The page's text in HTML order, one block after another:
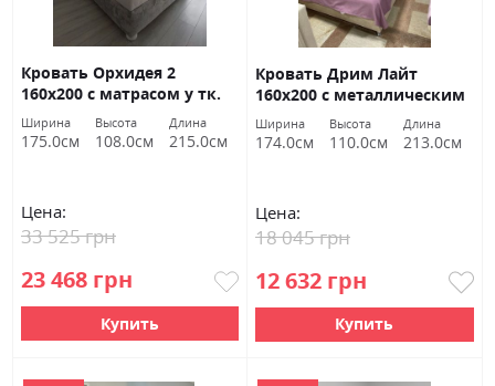
Кровать Орхидея 2
160х200 с матрасом у тк.
Айс Крем 01 ВНД Луцк
Акция
Ширина
175.0см
Высота
108.0см
Длина
215.0см
Цена:
23 468 грн
33 525 грн
Купить
Кровать Дрим Лайт
160х200 с металлическим
каркасом у Комо 14 ВНД
Луцк Акция
Ширина
174.0см
Высота
110.0см
Длина
213.0см
Цена:
12 632 грн
18 045 грн
Купить